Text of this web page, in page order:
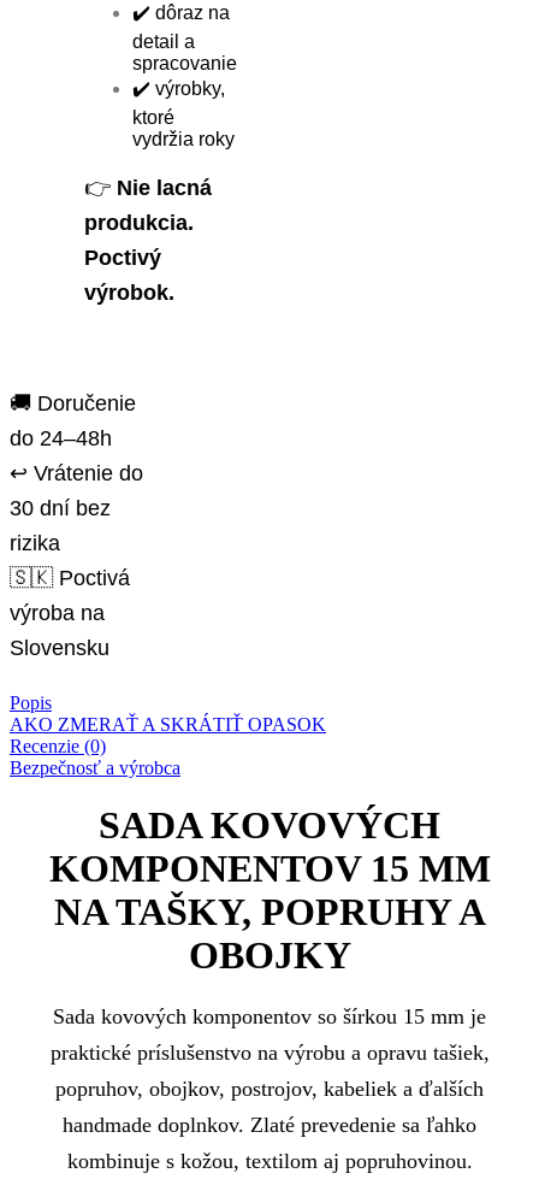
✔️ dôraz na
detail a
spracovanie
✔️ výrobky,
ktoré
vydržia roky
👉 Nie lacná
produkcia.
Poctivý
výrobok.
🚚 Doručenie
do 24–48h
↩️ Vrátenie do
30 dní bez
rizika
🇸🇰 Poctivá
výroba na
Slovensku
Popis
AKO ZMERAŤ A SKRÁTIŤ OPASOK
Recenzie (0)
Bezpečnosť a výrobca
SADA KOVOVÝCH
KOMPONENTOV 15 MM
NA TAŠKY, POPRUHY A
OBOJKY
Sada kovových komponentov so šírkou 15 mm je
praktické príslušenstvo na výrobu a opravu tašiek,
popruhov, obojkov, postrojov, kabeliek a ďalších
handmade doplnkov. Zlaté prevedenie sa ľahko
kombinuje s kožou, textilom aj popruhovinou.